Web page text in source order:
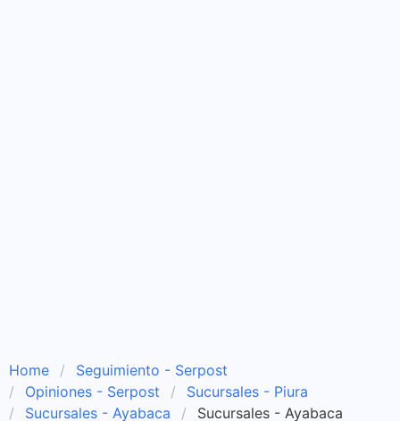
Home
Seguimiento - Serpost
Opiniones - Serpost
Sucursales - Piura
Sucursales - Ayabaca
Sucursales - Ayabaca